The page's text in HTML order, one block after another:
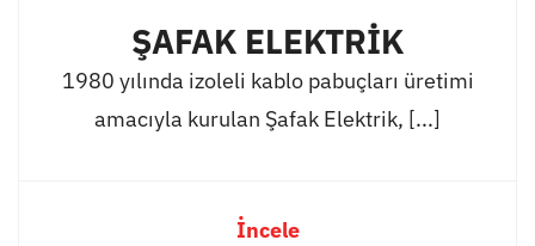
ŞAFAK ELEKTRİK
1980 yılında izoleli kablo pabuçları üretimi
amacıyla kurulan Şafak Elektrik, [...]
İncele